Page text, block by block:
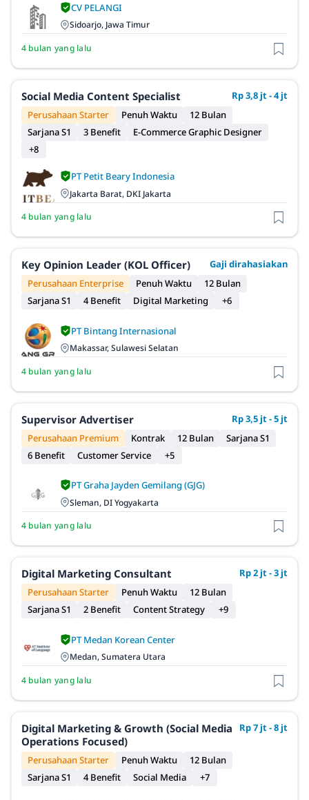
CV PELANGI
Sidoarjo, Jawa Timur
4 bulan yang lalu
Social Media Content Specialist
Rp 3,8 jt - 4 jt
Perusahaan Starter
Penuh Waktu
12 Bulan
Sarjana S1
3 Benefit
E-Commerce Graphic Designer
+8
PT Petit Beary Indonesia
Jakarta Barat, DKI Jakarta
4 bulan yang lalu
Key Opinion Leader (KOL Officer)
Gaji dirahasiakan
Perusahaan Enterprise
Penuh Waktu
12 Bulan
Sarjana S1
4 Benefit Digital Marketing +6
PT Bintang Internasional
Makassar, Sulawesi Selatan
4 bulan yang lalu
Supervisor Advertiser
Rp 3,5 jt - 5 jt
Perusahaan Premium
Kontrak 12 Bulan
Sarjana S1
6 Benefit
Customer Service +5
PT Graha Jayden Gemilang (GJG)
Sleman, DI Yogyakarta
4 bulan yang lalu
Digital Marketing Consultant
Rp 2 jt - 3 jt
Perusahaan Starter
Penuh Waktu
12 Bulan
Sarjana S1
2 Benefit Content Strategy +9
PT Medan Korean Center
Medan, Sumatera Utara
4 bulan yang lalu
Digital Marketing & Growth (Social Media
Operations Focused)
Rp 7 jt - 8 jt
Perusahaan Starter Penuh Waktu
12 Bulan
Sarjana S1
4 Benefit Social Media +7